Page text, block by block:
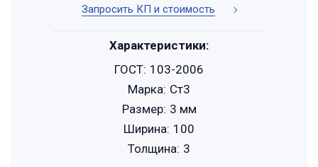
Запросить КП и стоимость
Характеристики:
ГОСТ: 103-2006
Марка: Ст3
Размер: 3 мм
Ширина: 100
Толщина: 3